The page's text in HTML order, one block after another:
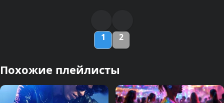
1 2
Похожие плейлисты